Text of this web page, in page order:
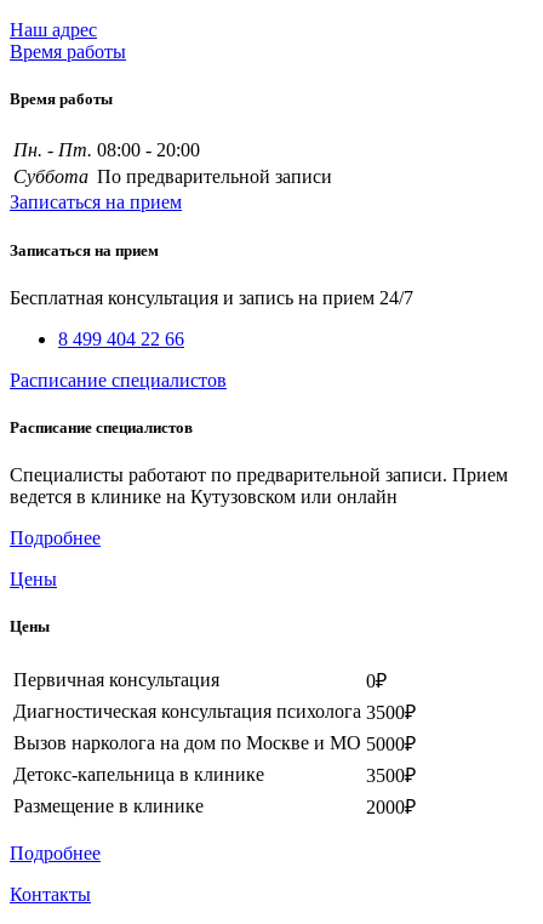
Наш адрес
Время работы
Время работы
Пн. - Пт. 08:00 - 20:00
Суббота По предварительной записи
Записаться на прием
Записаться на прием
Бесплатная консультация и запись на прием 24/7
8 499 404 22 66
Расписание специалистов
Расписание специалистов
Специалисты работают по предварительной записи. Прием
ведется в клинике на Кутузовском или онлайн
Подробнее
Цены
Цены
Первичная консультация
0₽
Диагностическая консультация психолога 3500₽
Вызов нарколога на дом по Москве и МО 5000₽
Детокс-капельница в клинике
3500₽
Размещение в клинике
2000₽
Подробнее
Контакты